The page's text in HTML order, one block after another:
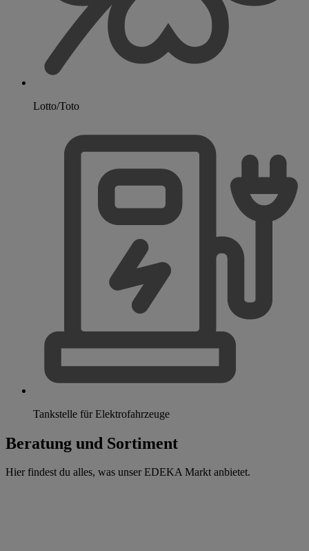
Lotto/Toto
Tankstelle für Elektrofahrzeuge
Beratung und Sortiment
Hier findest du alles, was unser EDEKA Markt anbietet.